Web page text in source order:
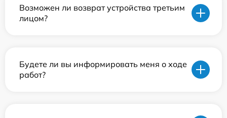
Возможен ли возврат устройства третьим
лицом?
Будете ли вы информировать меня о ходе
работ?